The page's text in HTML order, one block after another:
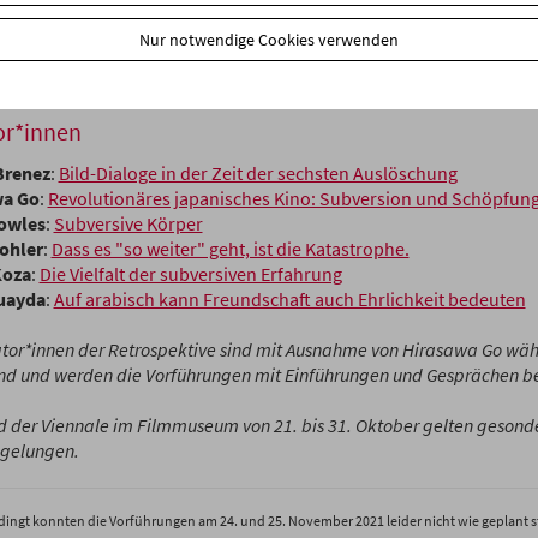
Ergebnisse haben uns überrascht und begeistert und wir laden
und Begeisterung zu teilen. (Eva Sangiorgi, Michael
: Bild-Dialoge in der Zeit der sechsten Auslöschung
Go: Revolutionäres japanisches Kino: Subversion und
: Subversive Körper
: Dass es "so weiter" geht, ist die Katastrophe.
: Die Vielfalt der subversiven Erfahrung
: Auf arabisch kann Freundschaft auch Ehrlichkeit bedeuten
der Retrospektive sind mit Ausnahme von Hirasawa Go
und werden die Vorführungen mit Einführungen und Gesprächen
der Viennale im Filmmuseum von 21. bis 31. Oktober gelten
konnten die Vorführungen am 24. und 25. November 2021 leider nicht wie geplant
Nur notwendige Cookies verwenden